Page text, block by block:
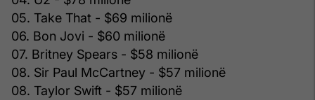
05. Take That - $69 milionë
06. Bon Jovi - $60 milionë
07. Britney Spears - $58 milionë
08. Sir Paul McCartney - $57 milionë
08. Taylor Swift - $57 milionë